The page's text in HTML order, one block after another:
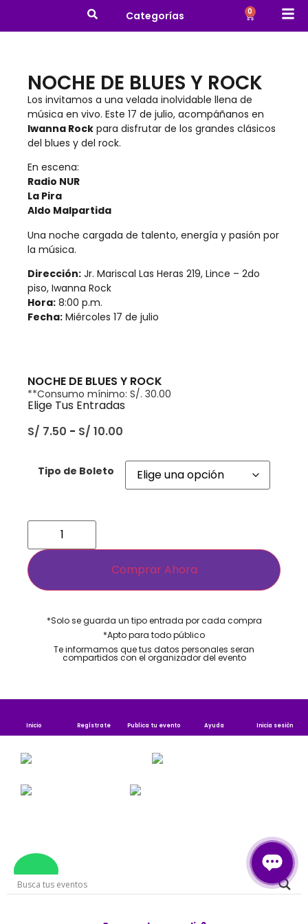
Categorías 0
NOCHE DE BLUES Y ROCK
Los invitamos a una velada inolvidable llena de
música en vivo. Este 17 de julio, acompáñanos en
Iwanna Rock para disfrutar de los grandes clásicos
del blues y del rock.
En escena:
Radio NUR
La Pira
Aldo Malpartida
Una noche cargada de talento, energía y pasión por
la música.
Dirección: Jr. Mariscal Las Heras 219, Lince – 2do
piso, Iwanna Rock
Hora: 8:00 p.m.
Fecha: Miércoles 17 de julio
NOCHE DE BLUES Y ROCK
**Consumo mínimo: S/. 30.00
Elige Tus Entradas
S/ 7.50 - S/ 10.00
Tipo de Boleto
Comprar Ahora
*Solo se guarda un tipo entrada por cada compra​
*Apto para todo público​
Te informamos que tus datos personales seran
compartidos con el organizador del evento
Inicio Regístrate Publica tu evento Ayuda Inicia sesiòn